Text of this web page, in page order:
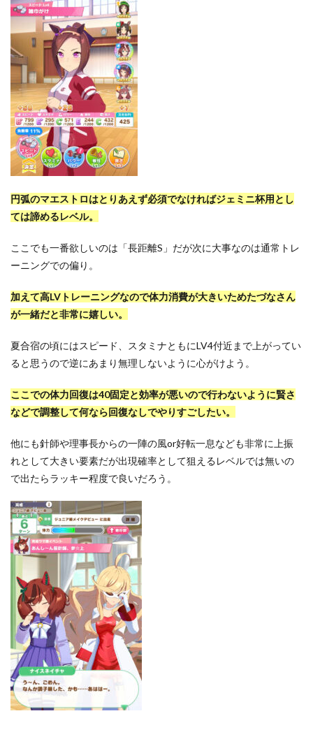
円弧のマエストロはとりあえず必須でなければジェミニ杯用とし
ては諦めるレベル。
ここでも一番欲しいのは「長距離S」だが次に大事なのは通常トレ
ーニングでの偏り。
加えて高LVトレーニングなので体力消費が大きいためたづなさん
が一緒だと非常に嬉しい。
夏合宿の頃にはスピード、スタミナともにLV4付近まで上がってい
ると思うので逆にあまり無理しないように心がけよう。
ここでの体力回復は40固定と効率が悪いので行わないように賢さ
などで調整して何なら回復なしでやりすごしたい。
他にも針師や理事長からの一陣の風or好転一息なども非常に上振
れとして大きい要素だが出現確率として狙えるレベルでは無いの
で出たらラッキー程度で良いだろう。